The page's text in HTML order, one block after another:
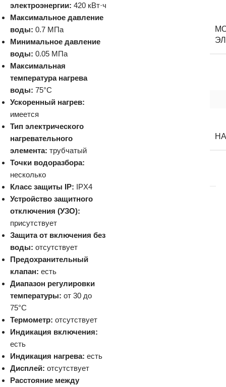
электроэнергии: 420 кВт·ч
Максимальное давление
воды: 0.7 МПа
Минимальное давление
воды: 0.05 МПа
Максимальная
температура нагрева
воды: 75°C
Ускоренный нагрев:
имеется
Тип электрического
нагревательного
элемента: трубчатый
Точки водоразбора:
несколько
Класс защиты IP: IPX4
Устройство защитного
отключения (УЗО):
присутствует
Защита от включения без
воды: отсутствует
Предохранительный
клапан: есть
Диапазон регулировки
температуры: от 30 до
75°C
Термометр: отсутствует
Индикация включения:
есть
Индикация нагрева: есть
Дисплей: отсутствует
Расстояние между